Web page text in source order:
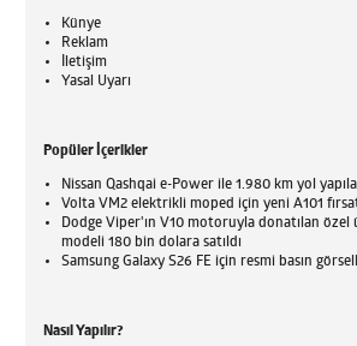
Künye
Reklam
İletişim
Yasal Uyarı
Popüler İçerikler
Nissan Qashqai e-Power ile 1.980 km yol
Volta VM2 elektrikli moped için yeni A101
Dodge Viper'ın V10 motoruyla donatılan
modeli 180 bin dolara satıldı
Samsung Galaxy S26 FE için resmi basın
Nasıl Yapılır?